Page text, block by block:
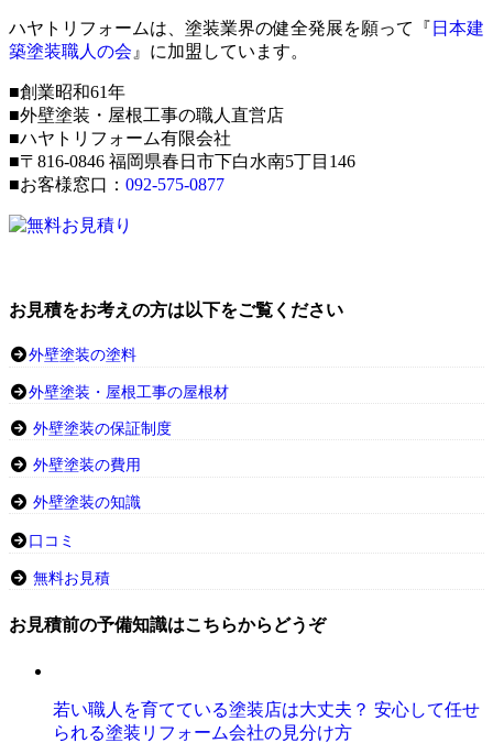
ハヤトリフォームは、塗装業界の健全発展を願って『 日本建
築塗装職人の会 』に加盟しています。
■創業昭和61年
■外壁塗装・屋根工事の職人直営店
■ハヤトリフォーム有限会社
■〒816-0846 福岡県春日市下白水南5丁目146
■お客様窓口： 092-575-0877
お見積をお考えの方は以下をご覧ください
外壁塗装の塗料
外壁塗装・屋根工事の屋根材
外壁塗装の保証制度
外壁塗装の費用
外壁塗装の知識
口コミ
無料お見積
お見積前の予備知識はこちらからどうぞ
若い職人を育てている塗装店は大丈夫？ 安心して任せ
られる塗装リフォーム会社の見分け方